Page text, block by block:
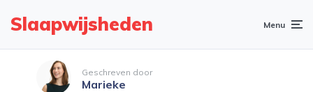
Slaapwijsheden Menu
Geschreven door
Marieke